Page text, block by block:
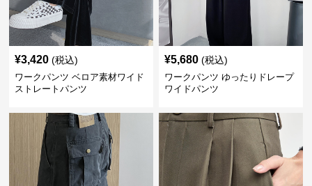
¥3,420 (税込)
ワークパンツ ベロア素材ワイド
ストレートパンツ
¥5,680 (税込)
ワークパンツ ゆったりドレープ
ワイドパンツ